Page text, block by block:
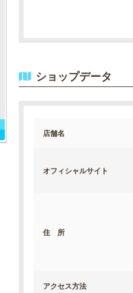
ショップデータ
店舗名
オフィシャルサイト
住 所
アクセス方法